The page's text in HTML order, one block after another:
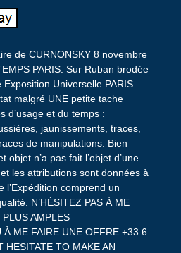
de CURNONSKY 8 novembre
PARIS. Sur Ruban brodée
Universelle PARIS
malgré UNE petite tache
d’usage et du temps :
jaunissements, traces,
de manipulations. Bien
objet n’a pas fait l’objet d’une
les attributions sont données à
l’Expédition comprend un
N’HÉSITEZ PAS À ME
AMPLES
À ME FAIRE UNE OFFRE +33 6
TO MAKE AN